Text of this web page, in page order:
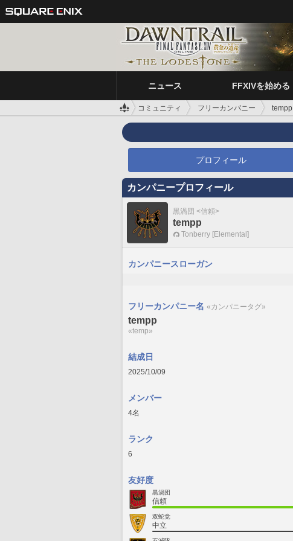
ニュース FFXIVを始める
コミュニティ フリーカンパニー tempp
プロフィール
カンパニープロフィール
黒渦団 <信頼>
tempp
Tonberry [Elemental]
カンパニースローガン
フリーカンパニー名 «カンパニータグ»
tempp
«temp»
結成日
2025/10/09
メンバー
4名
ランク
6
友好度
黒渦団
信頼
双蛇党
中立